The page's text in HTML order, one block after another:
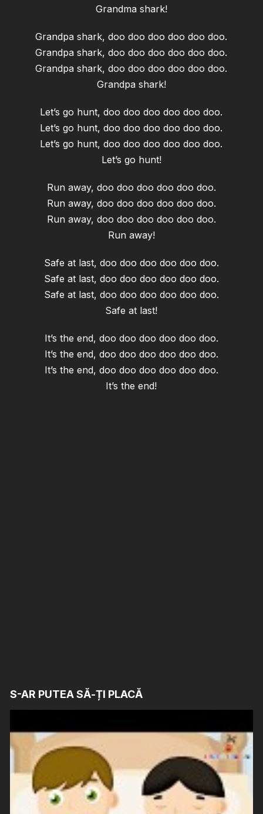
Grandma shark!
Grandpa shark, doo doo doo doo doo doo.
Grandpa shark, doo doo doo doo doo doo.
Grandpa shark, doo doo doo doo doo doo.
Grandpa shark!
Let’s go hunt, doo doo doo doo doo doo.
Let’s go hunt, doo doo doo doo doo doo.
Let’s go hunt, doo doo doo doo doo doo.
Let’s go hunt!
Run away, doo doo doo doo doo doo.
Run away, doo doo doo doo doo doo.
Run away, doo doo doo doo doo doo.
Run away!
Safe at last, doo doo doo doo doo doo.
Safe at last, doo doo doo doo doo doo.
Safe at last, doo doo doo doo doo doo.
Safe at last!
It’s the end, doo doo doo doo doo doo.
It’s the end, doo doo doo doo doo doo.
It’s the end, doo doo doo doo doo doo.
It’s the end!
S-AR PUTEA SĂ-ȚI PLACĂ